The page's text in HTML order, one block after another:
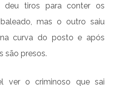
deu tiros para conter os
mas o outro saiu
curva do posto e após
são presos.
ver o criminoso que sai